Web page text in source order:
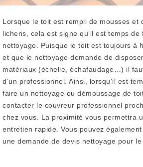
Lorsque le toit est rempli de mousses et
lichens, cela est signe qu’il est temps de
nettoyage. Puisque le toit est toujours à
et que le nettoyage demande de
matériaux (échelle, échafaudage…) il
d’un professionnel. Ainsi, lorsqu’il est
faire un nettoyage ou démoussage de
contacter le couvreur professionnel
chez vous. La proximité vous permettra
entretien rapide. Vous pouvez
une demande de devis nettoyage pour le